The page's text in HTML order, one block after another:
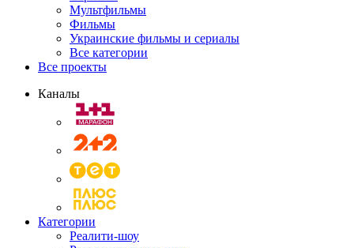
Мультфильмы
Фильмы
Украинские фильмы и сериалы
Все категории
Все проекты
Каналы
Категории
Реалити-шоу